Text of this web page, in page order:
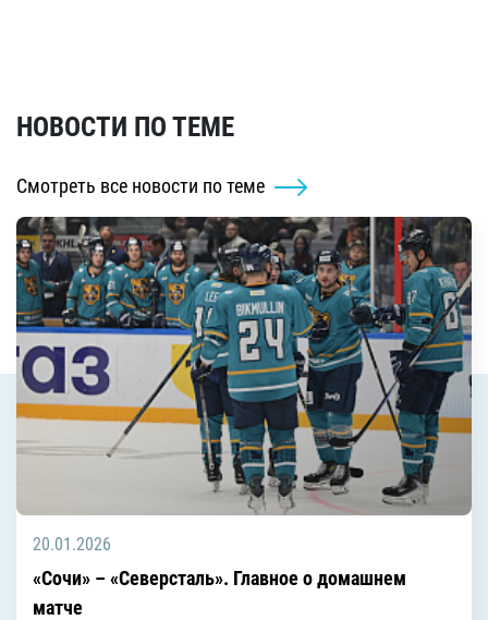
НОВОСТИ ПО ТЕМЕ
Смотреть все новости по теме
20.01.2026
«Сочи» – «Северсталь». Главное о домашнем
матче